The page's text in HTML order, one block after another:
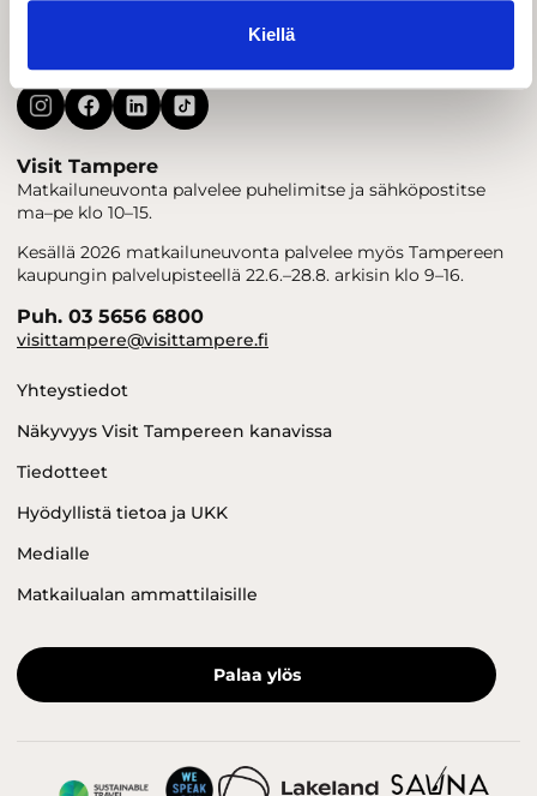
Kiellä
Visit Tampere
Matkailuneuvonta palvelee puhelimitse ja sähköpostitse
ma–pe klo 10–15.
Kesällä 2026 matkailuneuvonta palvelee myös Tampereen
kaupungin palvelupisteellä 22.6.–28.8. arkisin klo 9–16.
Puh. 03 5656 6800
visittampere@visittampere.fi
Yhteystiedot
Näkyvyys Visit Tampereen kanavissa
Tiedotteet
Hyödyllistä tietoa ja UKK
Medialle
Matkailualan ammattilaisille
Palaa ylös